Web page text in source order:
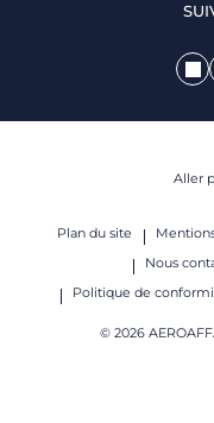
Plan du site
Nous
Politique de
© 2026
Aller